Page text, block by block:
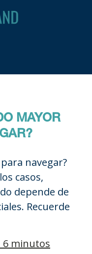
MAYOR
navegar?
casos,
depende de
Recuerde
6 minutos